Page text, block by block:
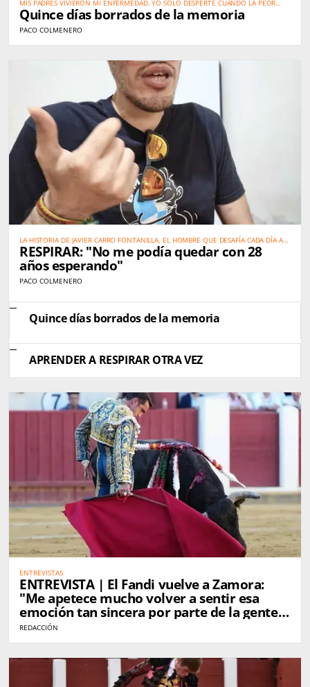
MIS PADRES VIVIERON MI ENFERMEDAD. YO SOLO DESPERTÉ CUANDO LA PEOR
PARTE YA HABÍA PASADO
Quince días borrados de la memoria
PACO COLMENERO
LA HISTORIA DE JAVIER CARRO FONTANILLA, EL HOMBRE QUE DESAFÍA CADA DÍA A
UNA ENFERMEDAD QUE APENAS LA MEDICINA CONOCE
RESPIRAR: "No me podía quedar con 28
años esperando"
PACO COLMENERO
Quince días borrados de la memoria
APRENDER A RESPIRAR OTRA VEZ
ENTREVISTAS
ENTREVISTA | El Fandi vuelve a Zamora:
"Me apetece mucho volver a sentir esa
emoción tan sincera por parte de la gente
de Zamora"
REDACCIÓN